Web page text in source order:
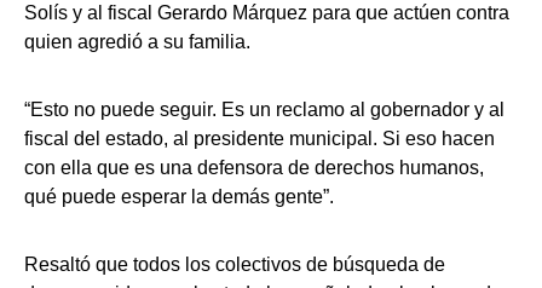
Solís y al fiscal Gerardo Márquez para que actúen contra
quien agredió a su familia.
“Esto no puede seguir. Es un reclamo al gobernador y al
fiscal del estado, al presidente municipal. Si eso hacen
con ella que es una defensora de derechos humanos,
qué puede esperar la demás gente”.
Resaltó que todos los colectivos de búsqueda de